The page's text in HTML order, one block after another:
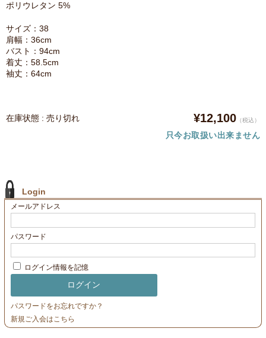
ポリウレタン 5%
サイズ：38
肩幅：36cm
バスト：94cm
着丈：58.5cm
袖丈：64cm
在庫状態 : 売り切れ ¥12,100 （税込）
只今お取扱い出来ません
Login
メールアドレス
パスワード
ログイン情報を記憶
パスワードをお忘れですか？
新規ご入会はこちら